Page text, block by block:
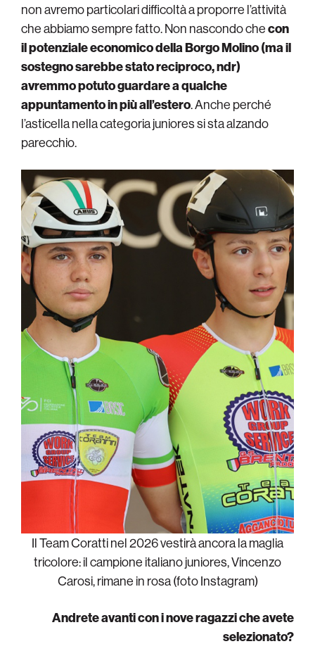
non avremo particolari difficoltà a proporre l’attività
che abbiamo sempre fatto. Non nascondo checon
il potenziale economico della Borgo Molino (ma il
sostegno sarebbe stato reciproco, ndr)
avremmo potuto guardare a qualche
appuntamento in più all’estero. Anche perché
l’asticella nella categoria juniores si sta alzando
parecchio.
Il Team Coratti nel 2026 vestirà ancora la maglia
tricolore: il campione italiano juniores, Vincenzo
Carosi, rimane in rosa (foto Instagram)
Andrete avanti con i nove ragazzi che avete
selezionato?